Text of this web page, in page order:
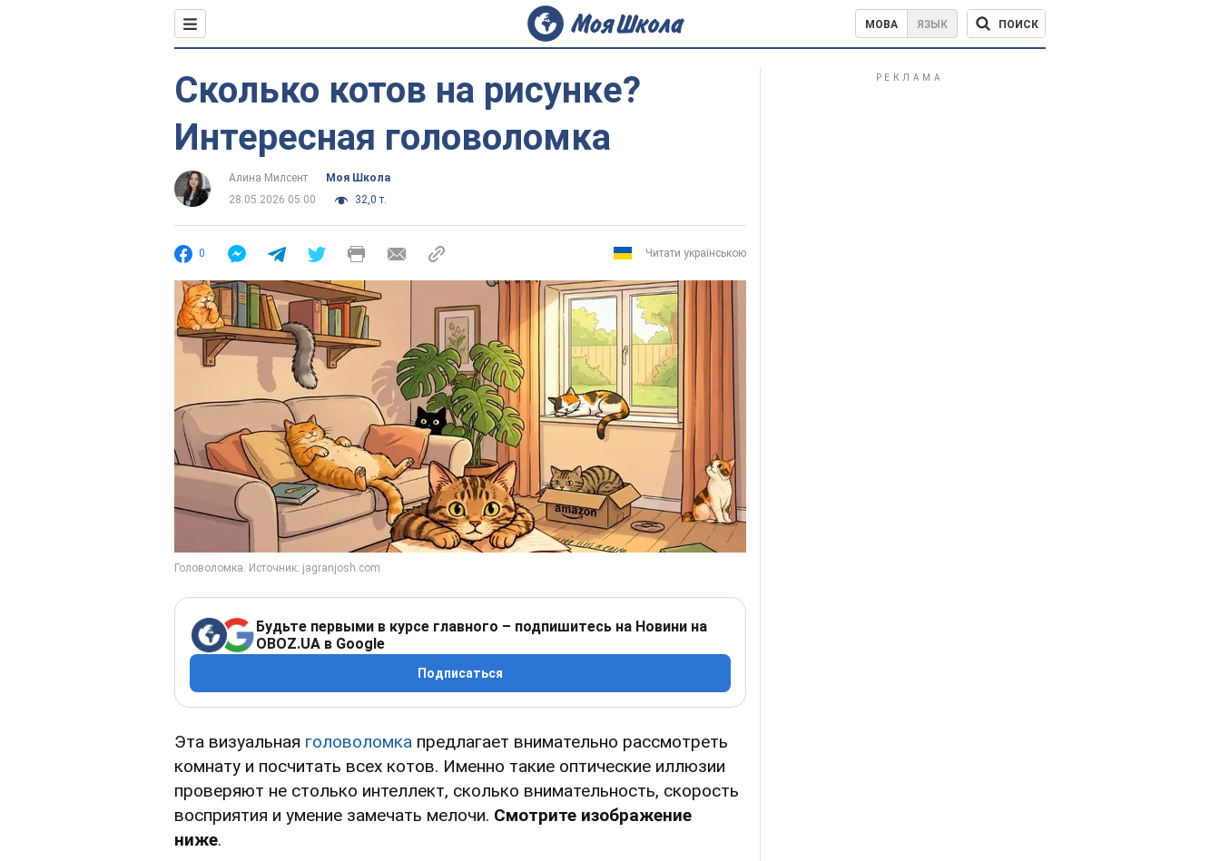
МОВА ЯЗЫК ПОИСК
Сколько котов на рисунке?
Интересная головоломка
Алина Милсент
Моя Школа
28.05.2026 05:00
32,0 т.
0 Читати українською
Будьте первыми в курсе главного – подпишитесь на Новини на
OBOZ.UA в Google
Подписаться
Эта визуальная головоломка предлагает внимательно рассмотреть
комнату и посчитать всех котов. Именно такие оптические иллюзии
проверяют не столько интеллект, сколько внимательность, скорость
восприятия и умение замечать мелочи. Смотрите изображение
ниже.